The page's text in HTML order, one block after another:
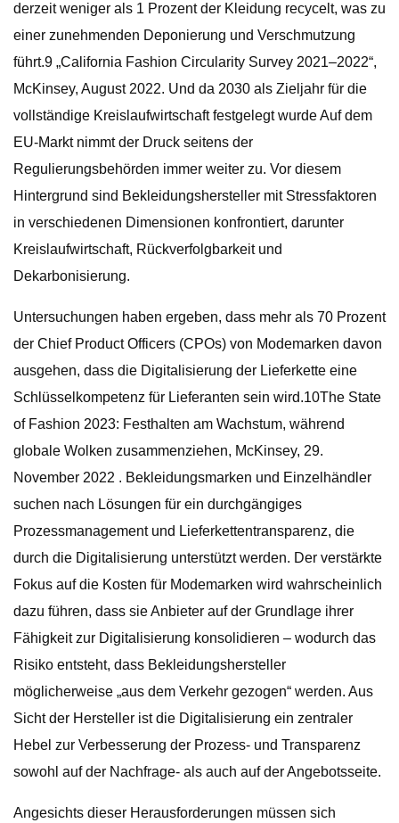
derzeit weniger als 1 Prozent der Kleidung recycelt, was zu
einer zunehmenden Deponierung und Verschmutzung
führt.9 „California Fashion Circularity Survey 2021–2022“,
McKinsey, August 2022. Und da 2030 als Zieljahr für die
vollständige Kreislaufwirtschaft festgelegt wurde Auf dem
EU-Markt nimmt der Druck seitens der
Regulierungsbehörden immer weiter zu. Vor diesem
Hintergrund sind Bekleidungshersteller mit Stressfaktoren
in verschiedenen Dimensionen konfrontiert, darunter
Kreislaufwirtschaft, Rückverfolgbarkeit und
Dekarbonisierung.
Untersuchungen haben ergeben, dass mehr als 70 Prozent
der Chief Product Officers (CPOs) von Modemarken davon
ausgehen, dass die Digitalisierung der Lieferkette eine
Schlüsselkompetenz für Lieferanten sein wird.10The State
of Fashion 2023: Festhalten am Wachstum, während
globale Wolken zusammenziehen, McKinsey, 29.
November 2022 . Bekleidungsmarken und Einzelhändler
suchen nach Lösungen für ein durchgängiges
Prozessmanagement und Lieferkettentransparenz, die
durch die Digitalisierung unterstützt werden. Der verstärkte
Fokus auf die Kosten für Modemarken wird wahrscheinlich
dazu führen, dass sie Anbieter auf der Grundlage ihrer
Fähigkeit zur Digitalisierung konsolidieren – wodurch das
Risiko entsteht, dass Bekleidungshersteller
möglicherweise „aus dem Verkehr gezogen“ werden. Aus
Sicht der Hersteller ist die Digitalisierung ein zentraler
Hebel zur Verbesserung der Prozess- und Transparenz
sowohl auf der Nachfrage- als auch auf der Angebotsseite.
Angesichts dieser Herausforderungen müssen sich